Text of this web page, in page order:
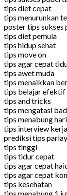
tips diet cepat
tips menurunkan
poster tips sukses
tips diet pemula
tips hidup sehat
tips move on
tips agar cepat
tips awet muda
tips menaikkan
tips belajar efektif
tips and tricks
tips mengatasi
tips menabung
tips interview kerja
prediksi tips
tips tinggi
tips tidur cepat
tips agar cepat
tips agar cepat
tips kesehatan
tips menabung 1